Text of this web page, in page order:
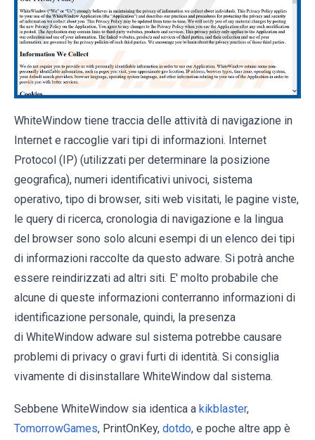
WhiteWindow tiene traccia delle attività di navigazione in
Internet e raccoglie vari tipi di informazioni. Internet
Protocol (IP) (utilizzati per determinare la posizione
geografica), numeri identificativi univoci, sistema
operativo, tipo di browser, siti web visitati, le pagine viste,
le query di ricerca, cronologia di navigazione e la lingua
del browser sono solo alcuni esempi di un elenco dei tipi
di informazioni raccolte da questo adware. Si potrà anche
essere reindirizzati ad altri siti. E' molto probabile che
alcune di queste informazioni conterranno informazioni di
identificazione personale, quindi, la presenza
di WhiteWindow adware sul sistema potrebbe causare
problemi di privacy o gravi furti di identità. Si consiglia
vivamente di disinstallare WhiteWindow dal sistema.
Sebbene WhiteWindow sia identica a kikblaster,
TomorrowGames, PrintOnKey, dotdo, e poche altre app è